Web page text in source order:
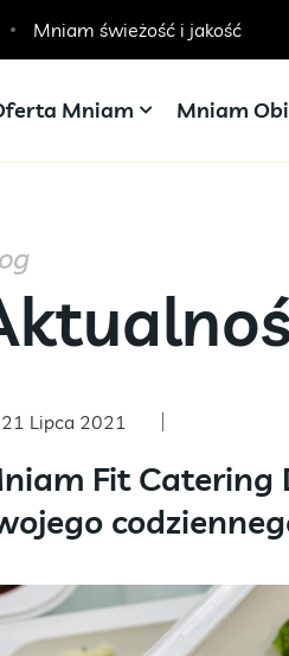
Mniam świeżość i jakość
Catering dla szkół, przedszkoli i
Mniam Mniam
21 Lipca 2021
Fit